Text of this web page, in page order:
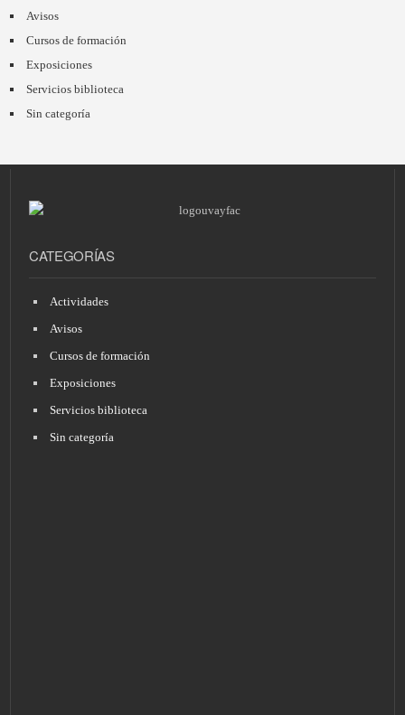
Avisos
Cursos de formación
Exposiciones
Servicios biblioteca
Sin categoría
CATEGORÍAS
Actividades
Avisos
Cursos de formación
Exposiciones
Servicios biblioteca
Sin categoría